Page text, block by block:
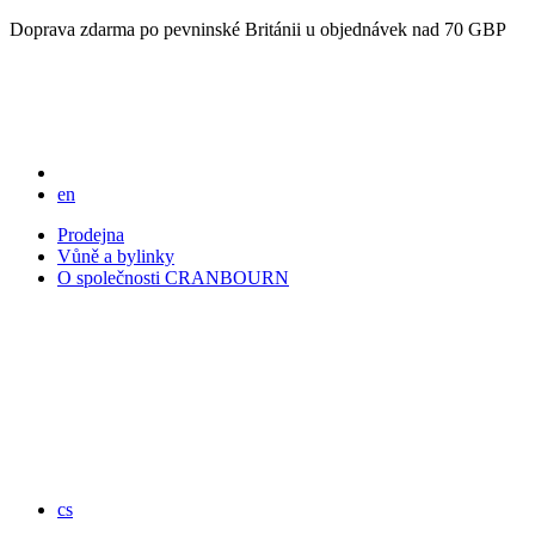
Doprava zdarma po pevninské Británii u objednávek nad 70 GBP
en
Prodejna
Vůně a bylinky
O společnosti CRANBOURN
cs